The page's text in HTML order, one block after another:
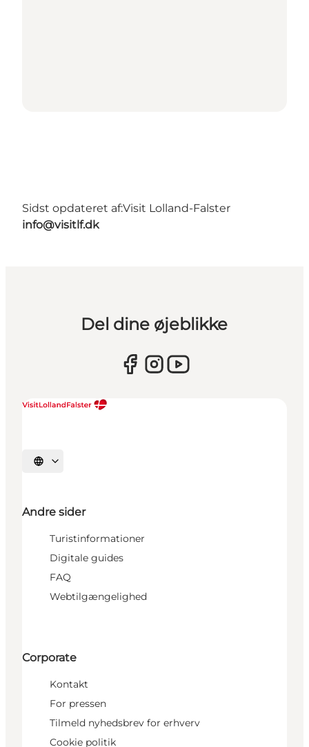
Sidst opdateret af:Visit Lolland-Falster
info@visitlf.dk
Del dine øjeblikke
Vælg sprog
Andre sider
Turistinformationer
Digitale guides
FAQ
Webtilgængelighed
Corporate
Kontakt
For pressen
Tilmeld nyhedsbrev for erhverv
Cookie politik